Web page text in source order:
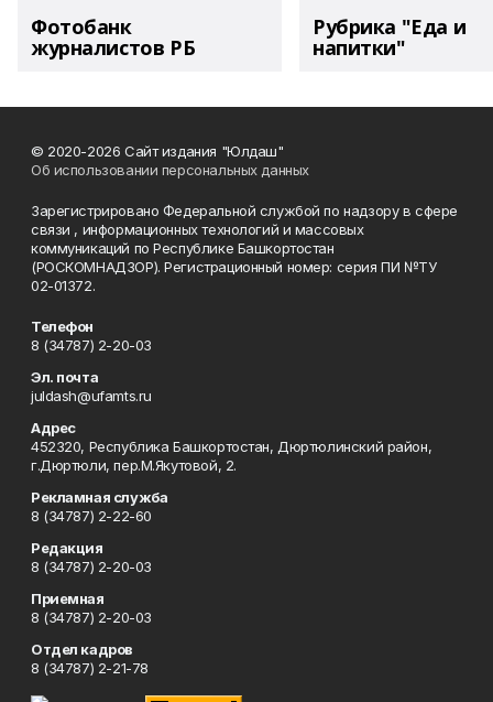
Фотобанк
журналистов РБ
Рубрика "Еда и
напитки"
© 2020-2026 Сайт издания "Юлдаш"
Об использовании персональных данных
Зарегистрировано Федеральной службой по надзору в сфере
связи , информационных технологий и массовых
коммуникаций по Республике Башкортостан
(РОСКОМНАДЗОР). Регистрационный номер: серия ПИ №ТУ
02-01372.
Телефон
8 (34787) 2-20-03
Эл. почта
juldash@ufamts.ru
Адрес
452320, Республика Башкортостан, Дюртюлинский район,
г.Дюртюли, пер.М.Якутовой, 2.
Рекламная служба
8 (34787) 2-22-60
Редакция
8 (34787) 2-20-03
Приемная
8 (34787) 2-20-03
Отдел кадров
8 (34787) 2-21-78